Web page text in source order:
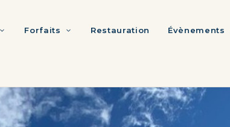
Forfaits Restauration Évènements